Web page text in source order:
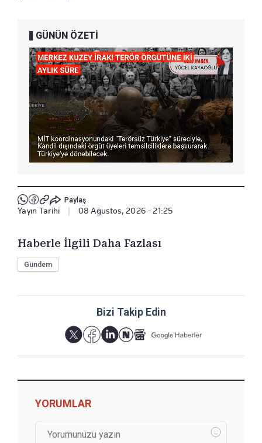
GÜNÜN ÖZETİ
Paylaş
Yayın Tarihi 08 Ağustos, 2026 - 21:25
Haberle İlgili Daha Fazlası
Gündem
Bizi Takip Edin
YORUMLAR